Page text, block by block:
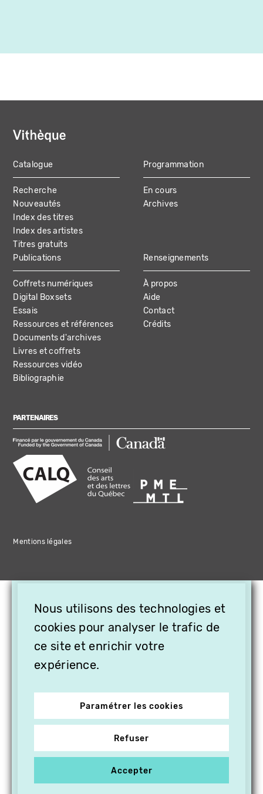
MAIN
NAVIGATION
Catalogue
Recherche
Nouveautés
Index des titres
Index des artistes
Titres gratuits
Programmation
En cours
Archives
Publications
Coffrets numériques
Digital Boxsets
Essais
Ressources et références
Documents d'archives
Livres et coffrets
Ressources vidéo
Bibliographie
Renseignements
À propos
Aide
Contact
Crédits
PARTENAIRES
Mentions légales
Nous utilisons des technologies et
cookies pour analyser le trafic de
ce site et enrichir votre
expérience.
Paramétrer les cookies
Refuser
Accepter
OFFREZ LA VIDÉO EN
CADEAU, ABONNEZ VOS
PROCHES À VITHÈQUE !